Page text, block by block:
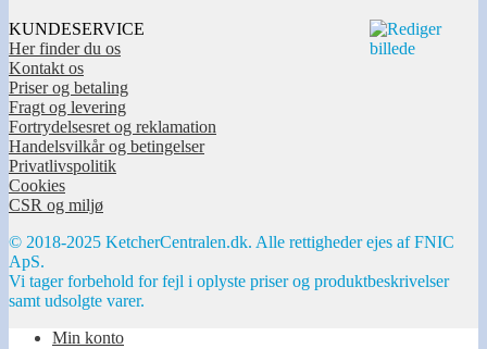
KUNDESERVICE
Her finder du os
Kontakt os
Priser og betaling
Fragt og levering
Fortrydelsesret og reklamation
Handelsvilkår og betingelser
Privatlivspolitik
Cookies
CSR og miljø
© 2018-2025 KetcherCentralen.dk. Alle rettigheder ejes af FNIC
ApS.
Vi tager forbehold for fejl i oplyste priser og produktbeskrivelser
samt udsolgte varer.
Min konto